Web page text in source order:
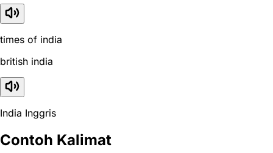
times of india
british india
India Inggris
Contoh Kalimat